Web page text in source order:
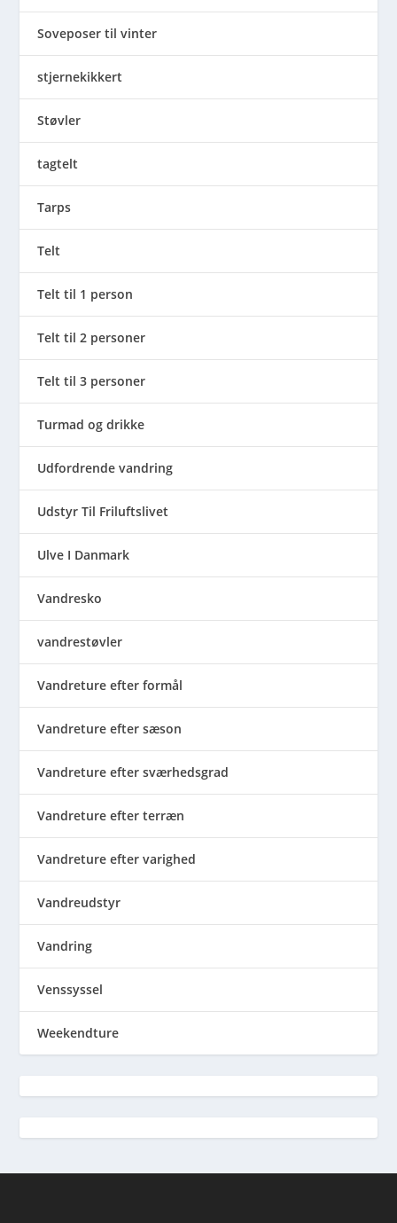
Soveposer til vinter
stjernekikkert
Støvler
tagtelt
Tarps
Telt
Telt til 1 person
Telt til 2 personer
Telt til 3 personer
Turmad og drikke
Udfordrende vandring
Udstyr Til Friluftslivet
Ulve I Danmark
Vandresko
vandrestøvler
Vandreture efter formål
Vandreture efter sæson
Vandreture efter sværhedsgrad
Vandreture efter terræn
Vandreture efter varighed
Vandreudstyr
Vandring
Venssyssel
Weekendture